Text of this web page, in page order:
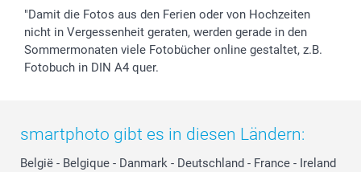
"Damit die Fotos aus den Ferien oder von Hochzeiten
nicht in Vergessenheit geraten, werden gerade in den
Sommermonaten viele Fotobücher online gestaltet, z.B.
Fotobuch in DIN A4 quer.
smartphoto gibt es in diesen Ländern:
België - Belgique - Danmark - Deutschland - France - Ireland